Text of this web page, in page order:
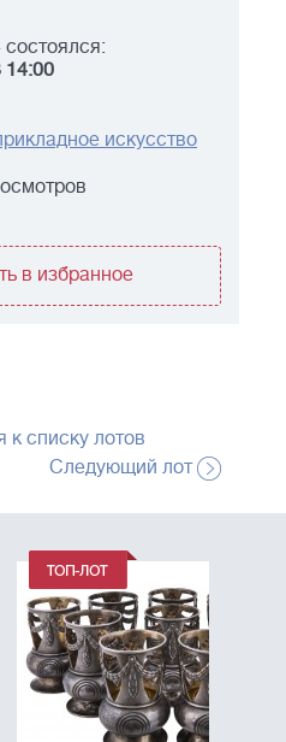
14:00
искусство
в избранное
к списку лотов
Следующий лот